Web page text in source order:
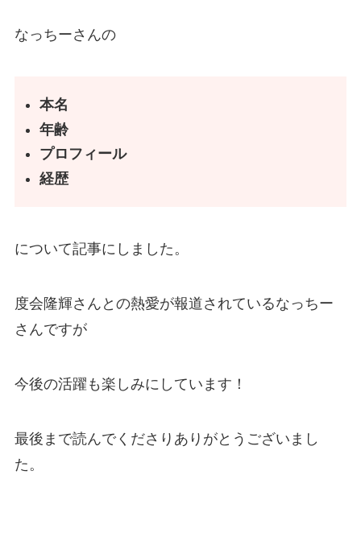
なっちーさんの
本名
年齢
プロフィール
経歴
について記事にしました。
度会隆輝さんとの熱愛が報道されているなっちー
さんですが
今後の活躍も楽しみにしています！
最後まで読んでくださりありがとうございまし
た。